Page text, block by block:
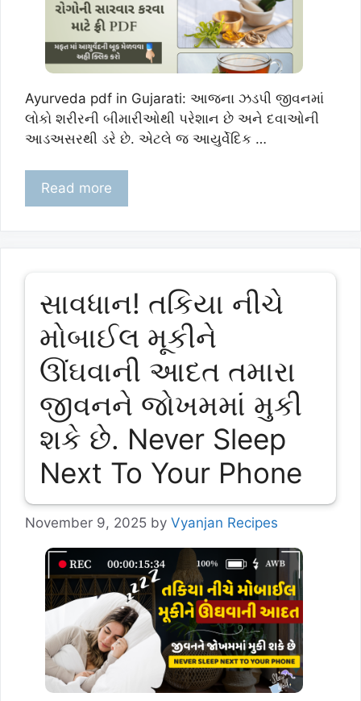
Ayurveda pdf in Gujarati: આજના ઝડપી જીવનમાં
લોકો શરીરની બીમારીઓથી પરેશાન છે અને દવાઓની
આડઅસરથી ડરે છે. એટલે જ આયુર્વેદિક …
Read more
સાવધાન! તકિયા નીચે
મોબાઈલ મૂકીને
ઊંઘવાની આદત તમારા
જીવનને જોખમમાં મુકી
શકે છે. Never Sleep
Next To Your Phone
November 9, 2025 by Vyanjan Recipes